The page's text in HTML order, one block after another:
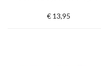
€ 13,95